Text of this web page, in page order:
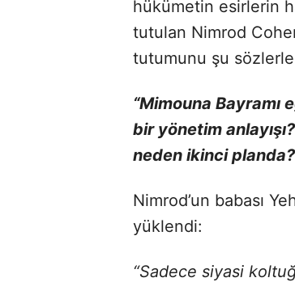
hükümetin esirlerin
tutulan Nimrod
tutumunu şu
“Mimouna Bayramı
bir yönetim
neden ikinci
Nimrod’un babası
yüklendi:
“Sadece siyasi